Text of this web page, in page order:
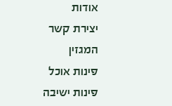
אודות
יצירת קשר
המגזין
פינות אוכל
פינות ישיבה